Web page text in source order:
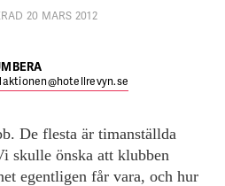
20 MARS 2012
De flesta är timanställda
skulle önska att klubben
egentligen får vara, och hur